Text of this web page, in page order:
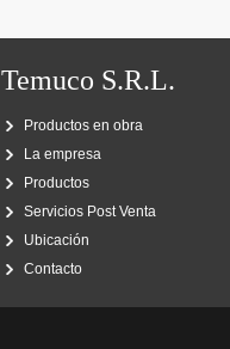
Temuco S.R.L.
Productos en obra
La empresa
Productos
Servicios Post Venta
Ubicación
Contacto